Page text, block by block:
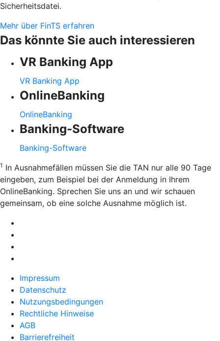
Sicherheitsdatei.
Mehr über FinTS erfahren
Das könnte Sie auch interessieren
VR Banking App
VR Banking App
OnlineBanking
OnlineBanking
Banking-Software
Banking-Software
1 In Ausnahmefällen müssen Sie die TAN nur alle 90 Tage
eingeben, zum Beispiel bei der Anmeldung in Ihrem
OnlineBanking. Sprechen Sie uns an und wir schauen
gemeinsam, ob eine solche Ausnahme möglich ist.
Impressum
Datenschutz
Nutzungsbedingungen
Rechtliche Hinweise
AGB
Barrierefreiheit